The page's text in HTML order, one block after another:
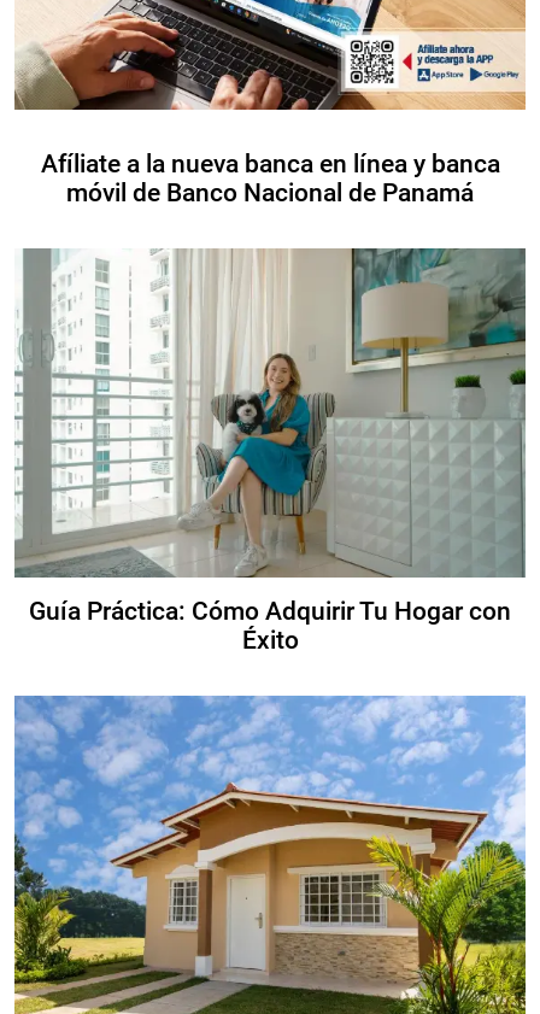
Afíliate a la nueva banca en línea y banca
móvil de Banco Nacional de Panamá
Guía Práctica: Cómo Adquirir Tu Hogar con
Éxito